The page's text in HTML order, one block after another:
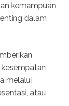
kemampuan
dalam
melalui
atau